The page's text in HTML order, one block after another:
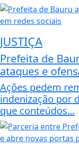
JUSTIÇA
Prefeita de
ataques e
Ações pedem
indenização por
que conteúdos...